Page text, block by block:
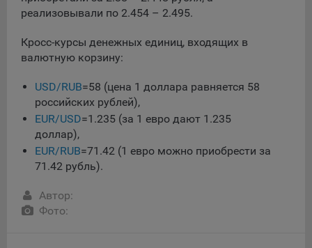
На сайтах обрабатываются следующие типы файлов
Общество может использовать файлы cookie для
рекламирования услуг пользователям сайта
пользователь посетит указанный сайт, то в дальнейшем
может встретить рекламу Общества на некоторых
сторонних веб-сайтах.
Иногда Общество использует сторонние файлы cookie
для отслеживания эффективности своих рекламных
объявлений. Такие файлы cookie, например, запоминают,
сайты Общества. С помощью данной процедуры
Общество также регулирует и оценивает эффективность
реализовывали по 2.454 – 2.495.
Кросс-курсы денежных единиц, входящих в
валютную корзину:
USD/RUB=58 (цена 1 доллара равняется 58
российских рублей),
EUR/USD=1.235 (за 1 евро дают 1.235
доллар),
EUR/RUB=71.42 (1 евро можно приобрести за
71.42 рубль).
Автор:
Фото: